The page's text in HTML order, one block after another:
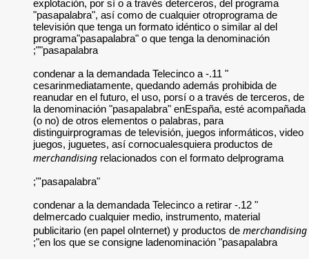
explotación, por sí
"pasapalabra", así
televisión que
" 11.- condenar a la
reanudar en el
la denominación
(o no) de otros
juegos, juguetes,
merchandising
" 12.- condenar a la
delmercado
publicitario (en
en los que se